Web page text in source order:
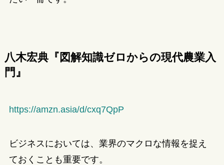
八木宏典『図解知識ゼロからの現代農業入
門』
https://amzn.asia/d/cxq7QpP
ビジネスにおいては、業界のマクロな情報を捉え
ておくことも重要です。